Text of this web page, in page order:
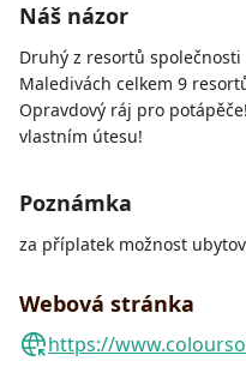
Náš názor
Druhý z resortů
Maledivách celkem 9
Opravdový ráj pro
vlastním útesu!
Poznámka
za příplatek možnost
Webová stránka
https://